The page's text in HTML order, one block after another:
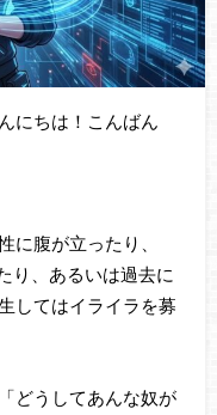
にちは！こんばん
に腹が立ったり、
り、あるいは過去に
してはイライラを募
どうしてあんな奴が